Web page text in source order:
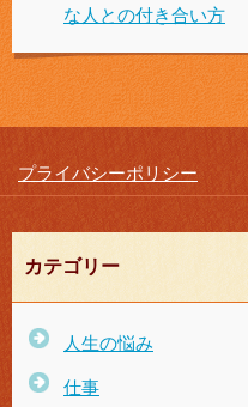
な人との付き合い方
プライバシーポリシー
カテゴリー
人生の悩み
仕事